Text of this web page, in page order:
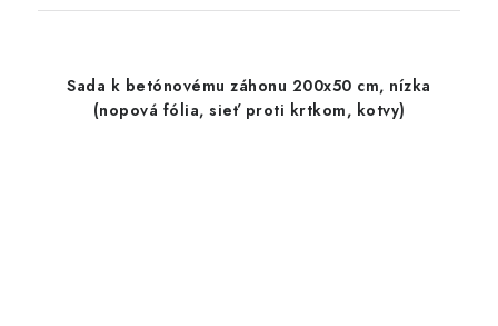
Sada k betónovému záhonu 200x50 cm, nízka
(nopová fólia, sieť proti krtkom, kotvy)